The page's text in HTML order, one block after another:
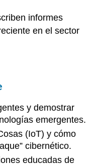
informes
en el sector
y demostrar
emergentes.
(IoT) y cómo
cibernético.
educadas de